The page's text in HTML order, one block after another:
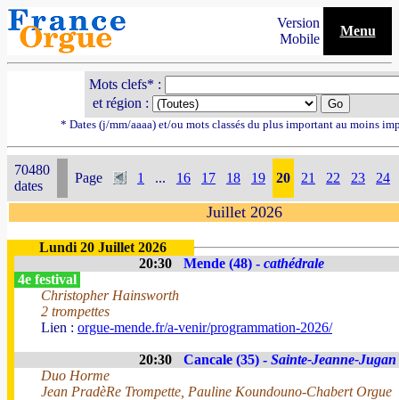
Version
Mobile
Menu
Mots clefs* :
et région :
* Dates (j/mm/aaaa) et/ou mots classés du plus important au moins
70480
dates
Page 1 ... 16 17 18 19 20 21 22 23 24
Juillet 2026
Lundi 20 Juillet 2026
20:30
Mende (48) - cathédrale
4e festival
Christopher Hainsworth
2 trompettes
Lien : orgue-mende.fr/a-venir/programmation-2026/
20:30 Cancale (35) - Sainte-Jeanne-Jugan
Duo Horme
Jean PradèRe Trompette, Pauline Koundouno-Chabert Orgue